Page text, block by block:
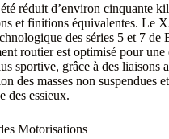
réduit d’environ cinquante
et finitions équivalentes. Le
des séries 5 et 7 de
routier est optimisé pour une
sportive, grâce à des liaisons
des masses non suspendues
des essieux.
Motorisations